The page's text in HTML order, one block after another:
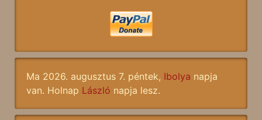
Ma 2026. augusztus 7. péntek, Ibolya napja
van. Holnap László napja lesz.